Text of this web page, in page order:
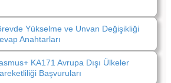
Yükselme ve Unvan Değişikliği
Anahtarları
KA171 Avrupa Dışı Ülkeler
Başvuruları